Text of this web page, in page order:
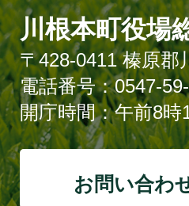
川根本町役場
〒428-0411 榛原郡
電話番号：0547-
開庁時間：午前8
お問い合わ